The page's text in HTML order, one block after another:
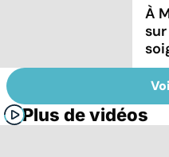
À
Plus de vidéos